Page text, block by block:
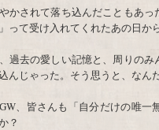
かされて落ち込んだこともあ
って受け入れてくれたあの日か
過去の愛しい記憶と、周りの
んじゃった。そう思うと、なん
、皆さんも「自分だけの唯
？